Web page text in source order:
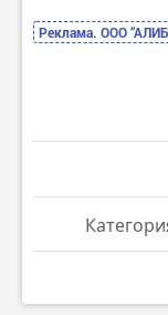
Реклама. ООО